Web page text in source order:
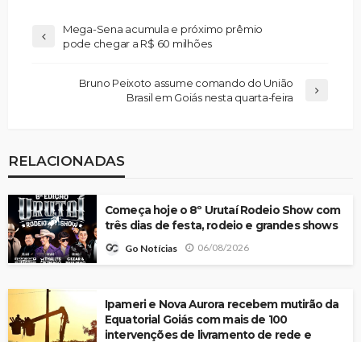
Mega-Sena acumula e próximo prêmio
pode chegar a R$ 60 milhões
Bruno Peixoto assume comando do União
Brasil em Goiás nesta quarta-feira
RELACIONADAS
Começa hoje o 8º Urutaí Rodeio Show com
três dias de festa, rodeio e grandes shows
Go Notícias 06/08/2026
Ipameri e Nova Aurora recebem mutirão da
Equatorial Goiás com mais de 100
intervenções de livramento de rede e